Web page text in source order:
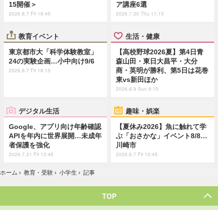
15開催＞
2026.8.7 Fri 19:45
ア講座6選
2026.7.30 Thu 11:15
教育イベント
東京都市大「科学体験教室」
24の実験企画…小中向け9/6
2026.8.7 Fri 18:15
生活・健康
【高校野球2026夏】第4日青
森山田・東日大昌平・大分
商・英明が勝利、第5日は花巻
東vs新田ほか
2026.8.9 Sun 9:15
デジタル生活
Google、アプリ向け年齢確認
APIを年内に世界展開…未成年
者保護を強化
2026.7.31 Fri 13:45
趣味・娯楽
【夏休み2026】魚に触れて学
ぶ「おさかな」イベント8/8…
川崎市
2026.8.7 Fri 10:45
ホーム › 教育・受験 › 小学生 › 記事
TOP